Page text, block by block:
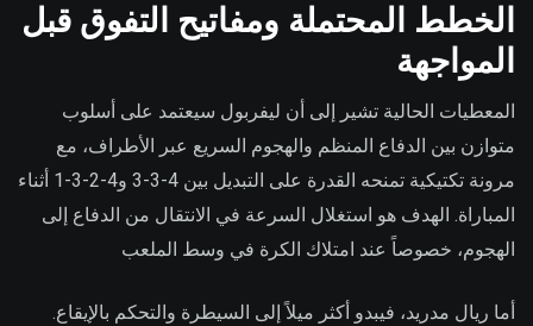
الخطط المحتملة ومفاتيح التفوق قبل
المواجهة
المعطيات الحالية تشير إلى أن ليفربول سيعتمد على أسلوب
متوازن بين الدفاع المنظم والهجوم السريع عبر الأطراف، مع
مرونة تكتيكية تمنحه القدرة على التبديل بين 4-3-3 و4-2-3-1 أثناء
المباراة. الهدف هو استغلال السرعة في الانتقال من الدفاع إلى
الهجوم، خصوصاً عند امتلاك الكرة في وسط الملعب
أما ريال مدريد، فيبدو أكثر ميلاً إلى السيطرة والتحكم بالإيقاع.